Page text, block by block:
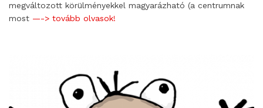
megváltozott körülményekkel magyarázható (a centrumnak
most —-> tovább olvasok!